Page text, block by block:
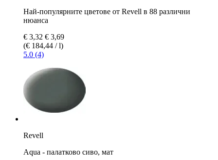
Най-популярните цветове от Revell в 88 различни
нюанса
€ 3,32 € 3,69
(€ 184,44 / l)
5.0 (4)
Revell
Aqua - палатково сиво, мат